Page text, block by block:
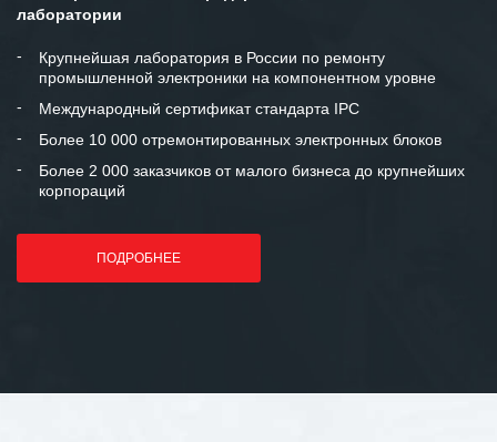
лаборатории
Крупнейшая лаборатория в России по ремонту
промышленной электроники на компонентном уровне
Международный сертификат стандарта IPC
Более 10 000 отремонтированных электронных блоков
Более 2 000 заказчиков от малого бизнеса до крупнейших
корпораций
ПОДРОБНЕЕ